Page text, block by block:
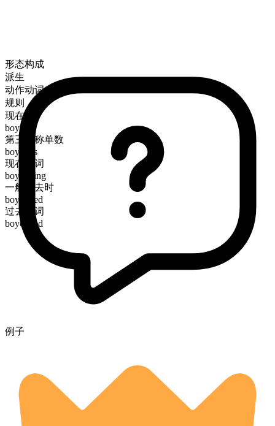
形态构成
派生
动作动词
规则
现在时
boycott
第三人称单数
boycotts
现在分词
boycotting
一般过去时
boycotted
过去分词
boycotted
例子